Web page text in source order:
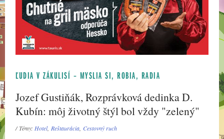
ĽUDIA V ZÁKULISÍ – MYSLIA SI, ROBIA, RADIA
Jozef Gustiňák, Rozprávková dedinka D.
Kubín: môj životný štýl bol vždy "zelený"
/ Témy:Hotel,Reštaurácia, Cestovný ruch